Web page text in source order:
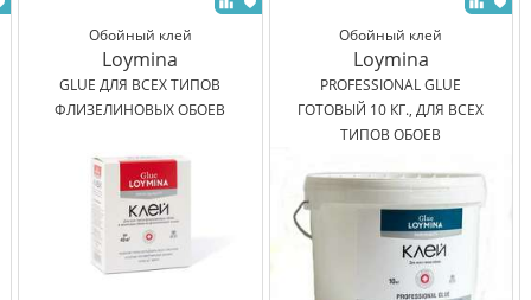
Обойный клей
Loymina
GLUE ДЛЯ ВСЕХ ТИПОВ
ФЛИЗЕЛИНОВЫХ ОБОЕВ
Обойный клей
Loymina
PROFESSIONAL GLUE
ГОТОВЫЙ 10 КГ., ДЛЯ ВСЕХ
ТИПОВ ОБОЕВ